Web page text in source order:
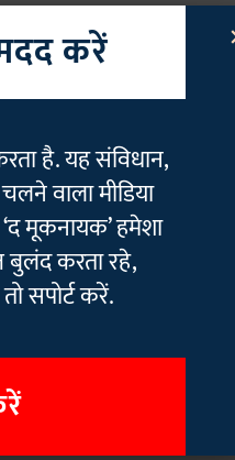
जाए, कटौती न किया जाए
यहाँ इलाज न हो पाने की
के लिए एक अलग से नल
से पत्राचार की सुविधा जेल
लगाकर कारा स्थानांतरण न
संख्या बढ़ाई जाए एवं
करें
है. यह संविधान,
वाला मीडिया
मूकनायक’ हमेशा
बुलंद करता रहे,
सपोर्ट करें.